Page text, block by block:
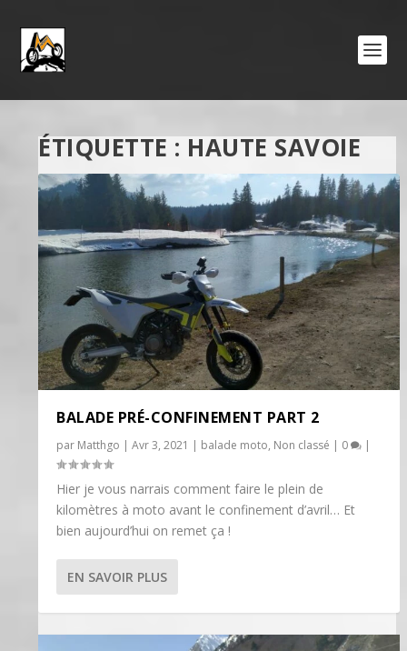
ÉTIQUETTE :HAUTE SAVOIE
BALADE PRÉ-CONFINEMENT PART 2
par Matthgo |Avr 3, 2021 | balade moto, Non classé | 0 |
Hier je vous narrais comment faire le plein de
kilomètres à moto avant le confinement d’avril… Et
bien aujourd’hui on remet ça !
EN SAVOIR PLUS